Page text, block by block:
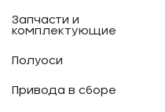
Запчасти и
комплектующие
Полуоси
Привода в сборе